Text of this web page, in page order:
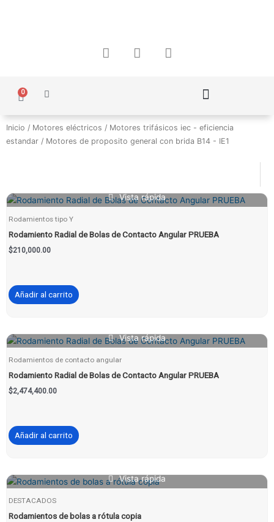
F
a
o
k
I
n
r
a
m
W
h
p
p
0
Carrito
Inicio / Motores eléctricos / Motores trifásicos iec - eficiencia
estandar / Motores de proposito general con brida B14 - IE1
Vista rápida
Rodamientos tipo Y
Rodamiento Radial de Bolas de Contacto Angular PRUEBA
$210,000.00
Añadir al carrito
Vista rápida
Rodamientos de contacto angular
Rodamiento Radial de Bolas de Contacto Angular PRUEBA
$2,474,400.00
Añadir al carrito
Vista rápida
DESTACADOS
Rodamientos de bolas a rótula copia